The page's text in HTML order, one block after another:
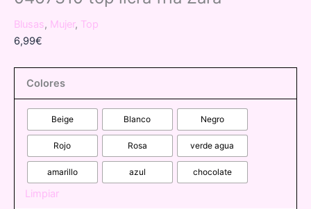
Blusas, Mujer, Top
6,99€
Colores
Beige Blanco Negro
Rojo Rosa verde agua
amarillo azul chocolate
Limpiar